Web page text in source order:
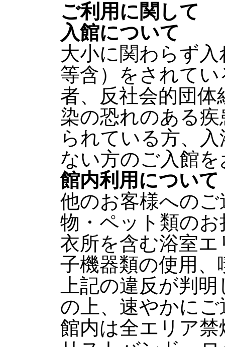
ご利用に関して
入館について
大小に関わらず
等含）をされて
者、反社会的団
染の恐れのある
られている方、
ない方のご入館
館内利用について
他のお客様への
物・ペット類の
衣所を含む浴室
子機器類の使用
上記の違反が判
の上、速やかに
館内は全エリア